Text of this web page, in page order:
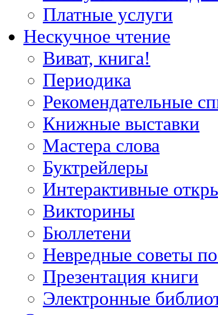
Платные услуги
Нескучное чтение
Виват, книга!
Периодика
Рекомендательные
Книжные выставки
Мастера слова
Буктрейлеры
Интерактивные
Викторины
Бюллетени
Невредные советы
Презентация книги
Электронные